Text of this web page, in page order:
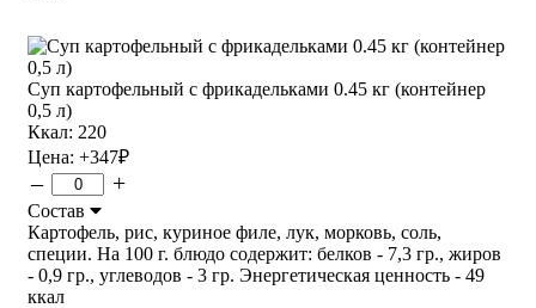
Суп картофельный с фрикадельками 0.45 кг (контейнер
0,5 л)
Ккал: 220
Цена: +347₽
– +
Состав
Картофель, рис, куриное филе, лук, морковь, соль,
специи. На 100 г. блюдо содержит: белков - 7,3 гр., жиров
- 0,9 гр., углеводов - 3 гр. Энергетическая ценность - 49
ккал